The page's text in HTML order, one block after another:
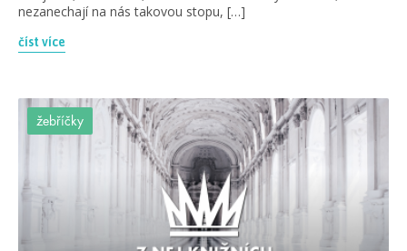
nezanechají na nás takovou stopu, […]
číst více
žebříčky